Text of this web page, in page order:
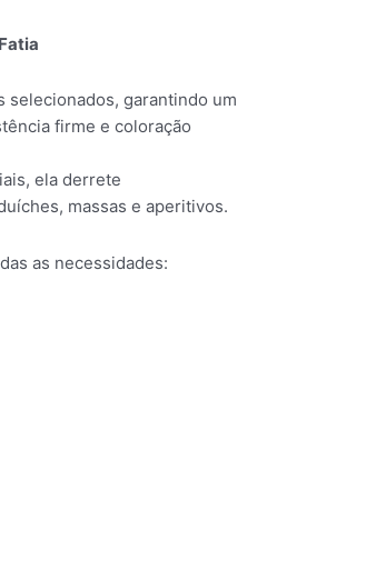
selecionados, garantindo um
firme e coloração
ela derrete
massas e aperitivos.
as necessidades: